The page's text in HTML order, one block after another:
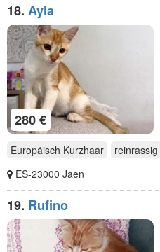
18. Ayla
280 €
Europäisch Kurzhaar reinrassig
ES-23000 Jaen
19. Rufino